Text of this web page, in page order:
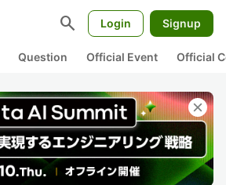
search Login Signup
Question Official Event Official
close